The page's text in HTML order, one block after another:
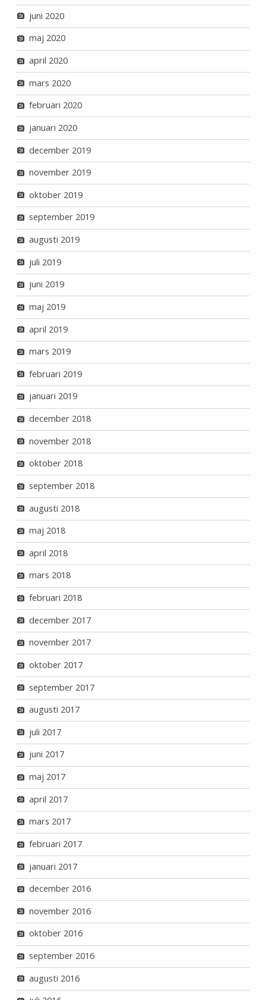
juni 2020
maj 2020
april 2020
mars 2020
februari 2020
januari 2020
december 2019
november 2019
oktober 2019
september 2019
augusti 2019
juli 2019
juni 2019
maj 2019
april 2019
mars 2019
februari 2019
januari 2019
december 2018
november 2018
oktober 2018
september 2018
augusti 2018
maj 2018
april 2018
mars 2018
februari 2018
december 2017
november 2017
oktober 2017
september 2017
augusti 2017
juli 2017
juni 2017
maj 2017
april 2017
mars 2017
februari 2017
januari 2017
december 2016
november 2016
oktober 2016
september 2016
augusti 2016